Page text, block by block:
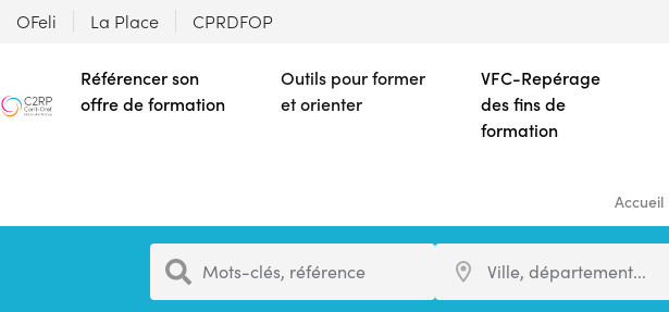
OFeli La Place CPRDFOP
Référencer son
offre de formation
Outils pour former
et orienter
VFC-Repérage
des fins de
formation
Accueil
Formation
Mots-clés, référence
Ville
Ville, département...